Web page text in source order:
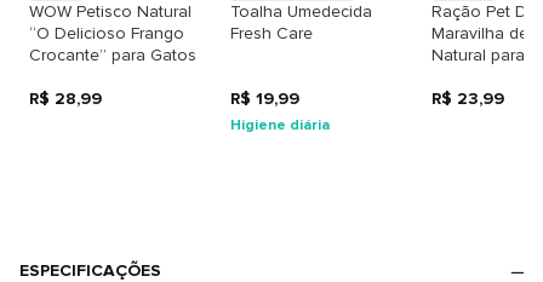
WOW Petisco Natural
“O Delicioso Frango
Crocante” para Gatos
R$ 28,99
Toalha Umedecida
Fresh Care
R$ 19,99
Higiene diária
Ração Pet
Maravilha de
Natural para
R$ 23,99
ESPECIFICAÇÕES